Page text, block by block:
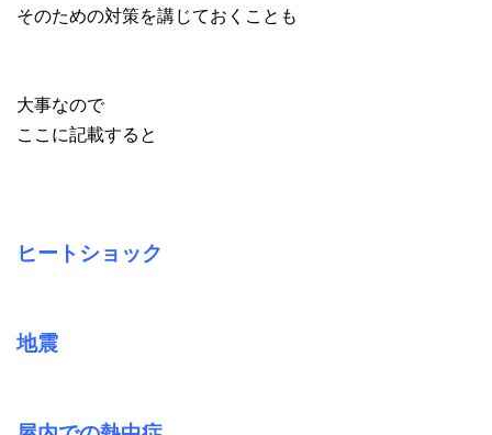
そのための対策を講じておくことも
大事なので
ここに記載すると
ヒートショック
地震